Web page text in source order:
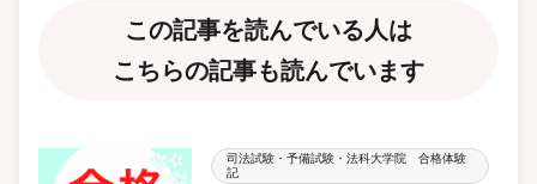
この記事を読んでいる人は
こちらの記事も読んでいます
司法試験・予備試験・法科大学院 合格体験
記